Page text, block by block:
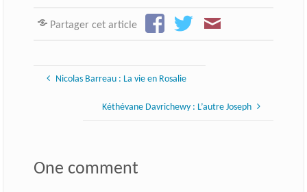
Partager cet article
Nicolas Barreau : La vie en Rosalie
Kéthévane Davrichewy : L’autre Joseph
One comment